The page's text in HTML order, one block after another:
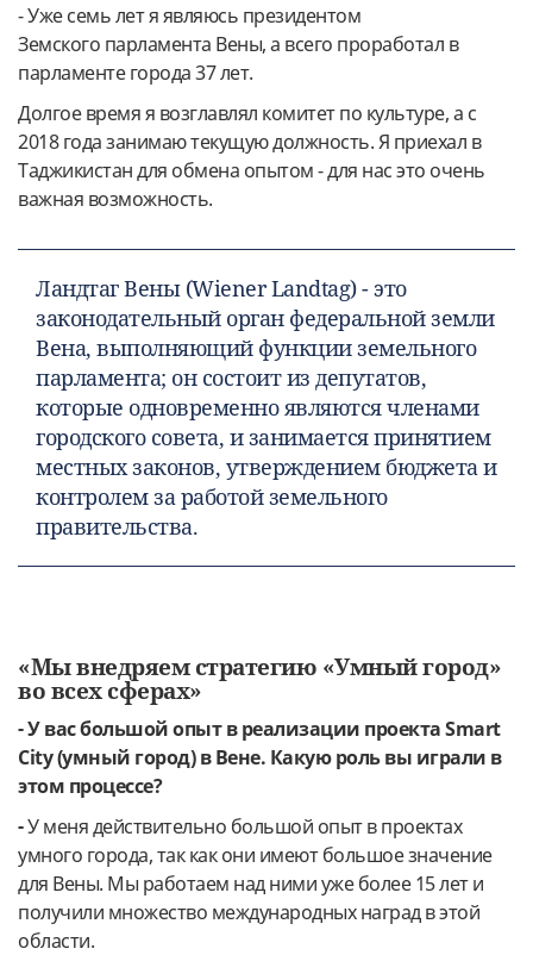
- Уже семь лет я являюсь президентом
Земского парламента Вены, а всего проработал в
парламенте города 37 лет.
Долгое время я возглавлял комитет по культуре, а с
2018 года занимаю текущую должность. Я приехал в
Таджикистан для обмена опытом - для нас это очень
важная возможность.
Ландтаг Вены (Wiener Landtag) - это
законодательный орган федеральной земли
Вена, выполняющий функции земельного
парламента; он состоит из депутатов,
которые одновременно являются членами
городского совета, и занимается принятием
местных законов, утверждением бюджета и
контролем за работой земельного
правительства.
«Мы внедряем стратегию «Умный город»
во всех сферах»
- У вас большой опыт в реализации проекта Smart
City (умный город) в Вене. Какую роль вы играли в
этом процессе?
-У меня действительно большой опыт в проектах
умного города, так как они имеют большое значение
для Вены. Мы работаем над ними уже более 15 лет и
получили множество международных наград в этой
области.